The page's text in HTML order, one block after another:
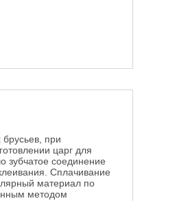
при
царг для
зубчатое соединение
Сплачивание
материал по
методом